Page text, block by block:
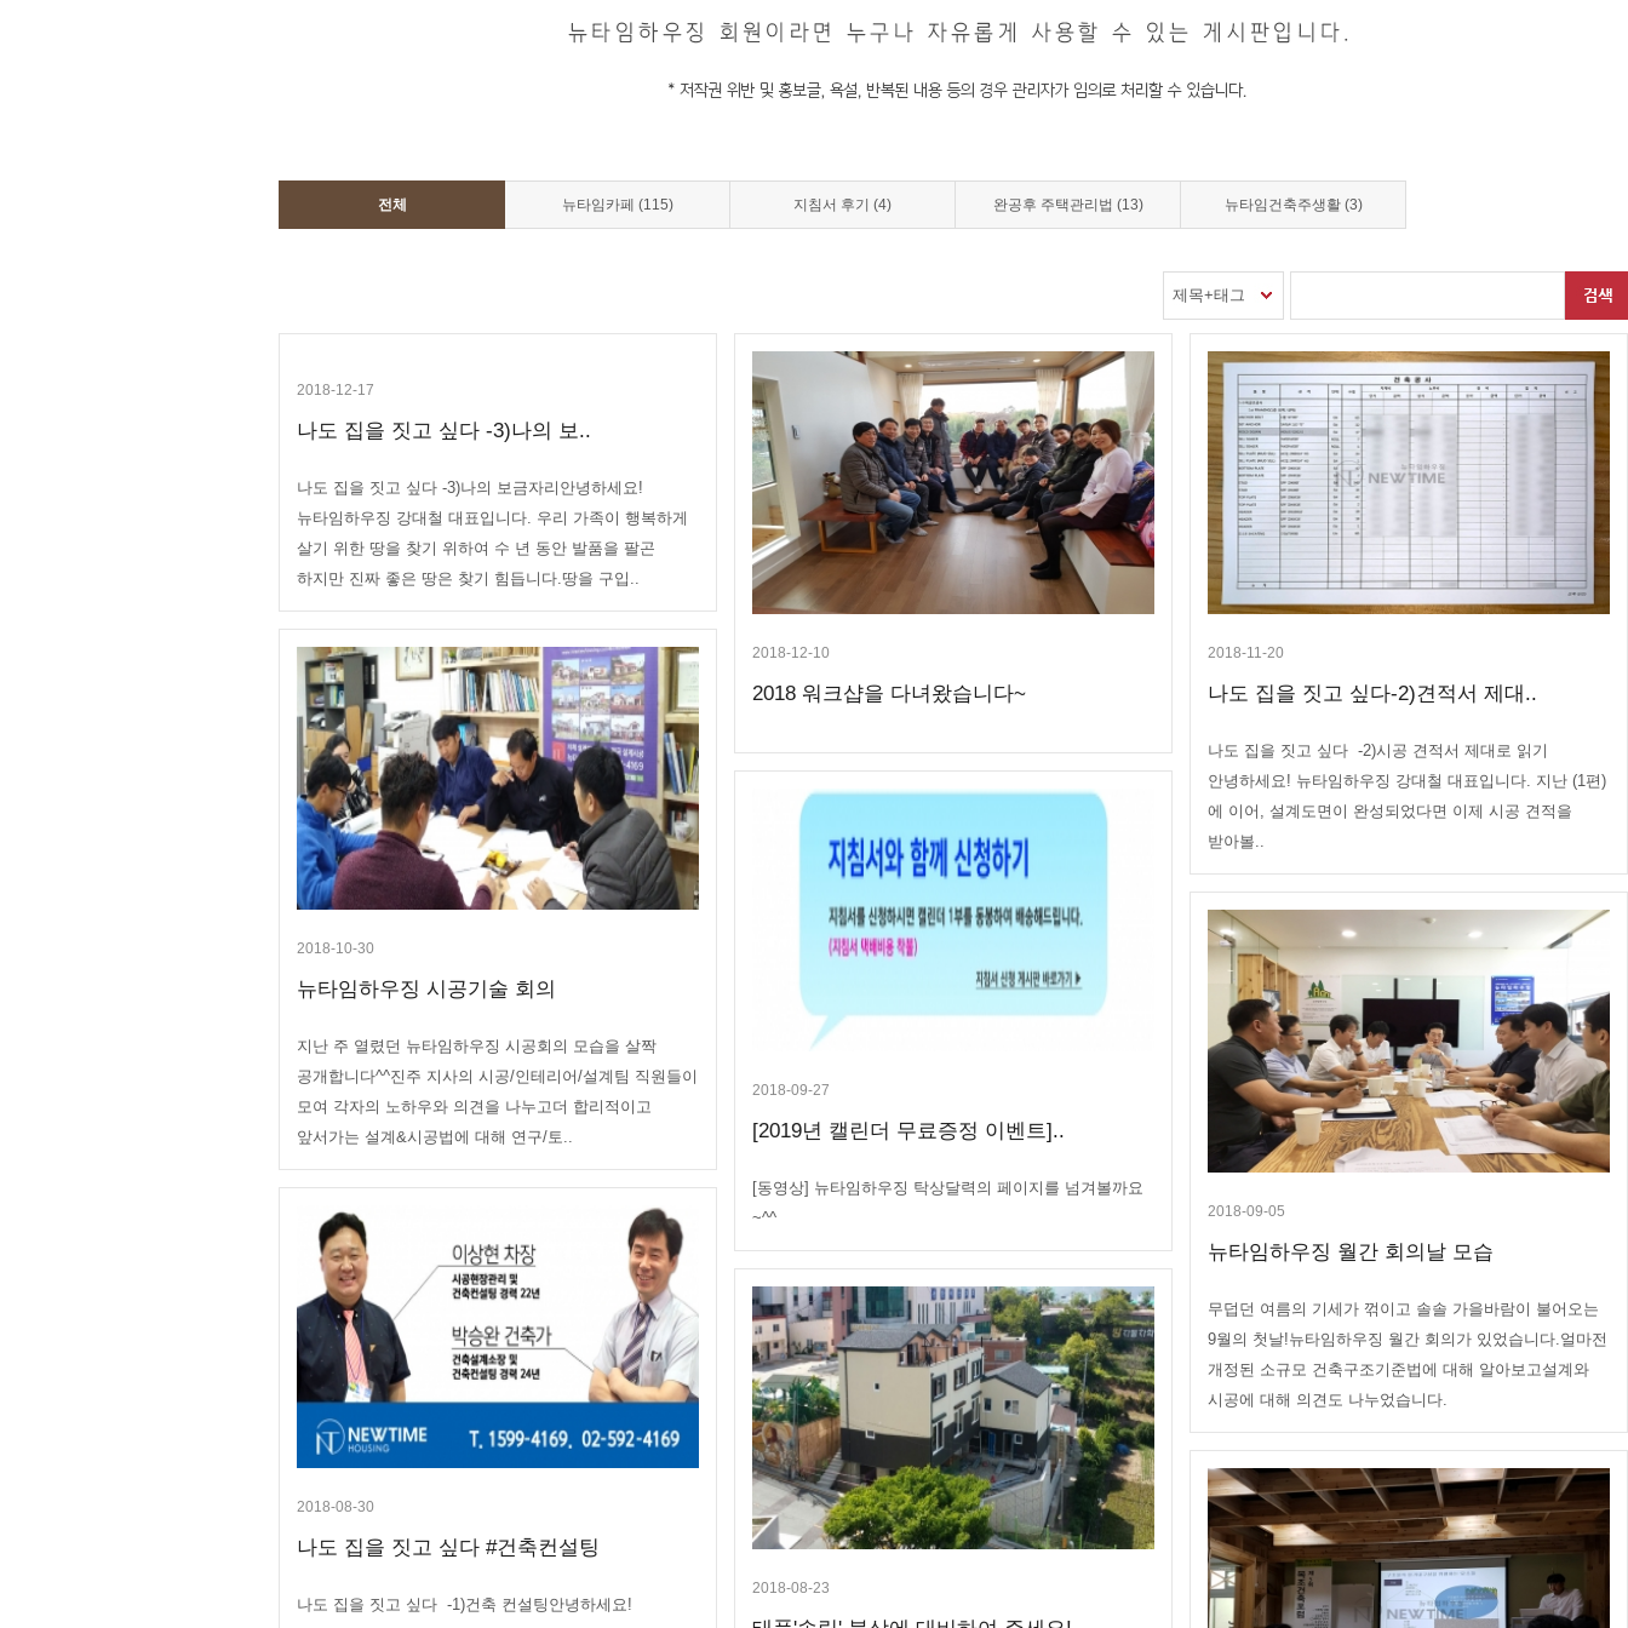
전체 뉴타임카페 (115) 지침서 후기 (4) 완공후 주택관리법 (13) 뉴타임건축주생활 (3)
제목+태그
2018-12-17
나도 집을 짓고 싶다 -3)나의 보..
나도 집을 짓고 싶다 -3)나의 보금자리안녕하세요!
뉴타임하우징 강대철 대표입니다. 우리 가족이 행복하게
살기 위한 땅을 찾기 위하여 수 년 동안 발품을 팔곤
하지만 진짜 좋은 땅은 찾기 힘듭니다.땅을 구입..
2018-12-10
2018 워크샵을 다녀왔습니다~
2018-11-20
나도 집을 짓고 싶다-2)견적서 제대..
나도 집을 짓고 싶다 -2)시공 견적서 제대로 읽기
안녕하세요! 뉴타임하우징 강대철 대표입니다. 지난 (1편)
에 이어, 설계도면이 완성되었다면 이제 시공 견적을
받아볼..
2018-10-30
뉴타임하우징 시공기술 회의
지난 주 열렸던 뉴타임하우징 시공회의 모습을 살짝
공개합니다^^진주 지사의 시공/인테리어/설계팀 직원들이
모여 각자의 노하우와 의견을 나누고더 합리적이고
앞서가는 설계&시공법에 대해 연구/토..
2018-09-27
[2019년 캘린더 무료증정 이벤트]..
[동영상] 뉴타임하우징 탁상달력의 페이지를 넘겨볼까요
~^^
2018-09-05
뉴타임하우징 월간 회의날 모습
무덥던 여름의 기세가 꺾이고 솔솔 가을바람이 불어오는
9월의 첫날!뉴타임하우징 월간 회의가 있었습니다.얼마전
개정된 소규모 건축구조기준법에 대해 알아보고설계와
시공에 대해 의견도 나누었습니다.
2018-08-30
나도 집을 짓고 싶다 #건축컨설팅
나도 집을 짓고 싶다 -1)건축 컨설팅안녕하세요!
2018-08-23